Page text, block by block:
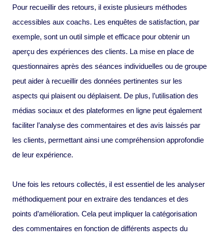
Pour recueillir des retours, il existe plusieurs méthodes
accessibles aux coachs. Les enquêtes de satisfaction, par
exemple, sont un outil simple et efficace pour obtenir un
aperçu des expériences des clients. La mise en place de
questionnaires après des séances individuelles ou de groupe
peut aider à recueillir des données pertinentes sur les
aspects qui plaisent ou déplaisent. De plus, l’utilisation des
médias sociaux et des plateformes en ligne peut également
faciliter l’analyse des commentaires et des avis laissés par
les clients, permettant ainsi une compréhension approfondie
de leur expérience.
Une fois les retours collectés, il est essentiel de les analyser
méthodiquement pour en extraire des tendances et des
points d’amélioration. Cela peut impliquer la catégorisation
des commentaires en fonction de différents aspects du